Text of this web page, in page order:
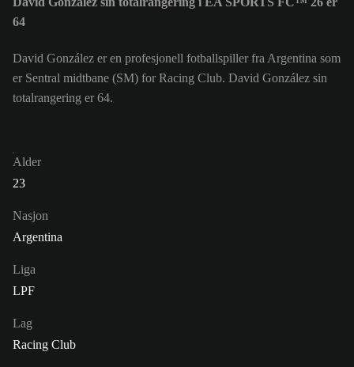
64
David González er en profesjonell fotballspiller fra Argentina som
er Sentral midtbane (SM) for Racing Club. David González sin
totalrangering er 64.
Alder
23
Nasjon
Argentina
Liga
LPF
Lag
Racing Club